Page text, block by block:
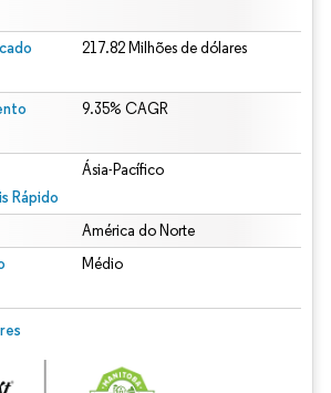
217.82 Milhões de dólares
9.35% CAGR
Rápido
Ásia-Pacífico
América do Norte
Médio
O reuso requer atribuição conforme CC BY 4.0.